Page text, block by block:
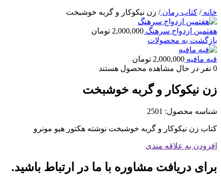
خانه/ کتاب رمان/ زن نیکوکار و گربه خوشبخت
هفتمین ازدواج سرهنگ 2,000,000 تومان
بازگشت به محصولات
فیه مافیه 2,000,000 تومان
0 نفر در حال مشاهده محصول هستند
زن نیکوکار و گربه خوشبخت
شناسه محصول: 2501
کتاب زن نیکوکار و گربه خوشبخت نوشته هکتور هیو مونرو
افزودن به علاقه مندی
برای دریافت مشاوره با ما در ارتباط باشید.